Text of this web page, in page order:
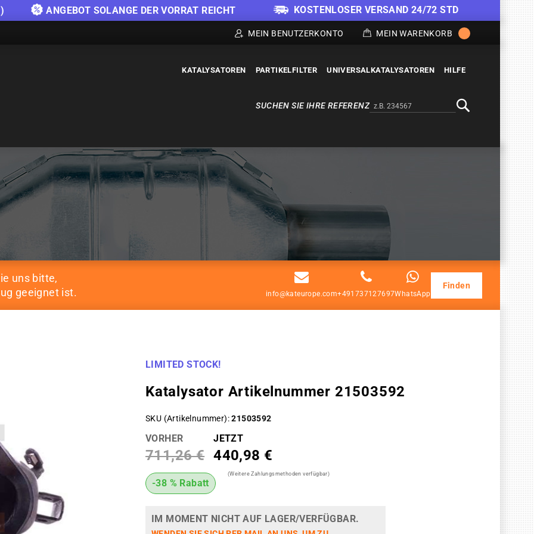
ANGEBOT SOLANGE DER VORRAT REICHT KOSTENLOSER VERSAND 24/72 STD
MEIN BENUTZERKONTO MEIN WARENKORB
KATALYSATOREN PARTIKELFILTER UNIVERSALKATALYSATOREN HILFE
Alternativa a Doofinder
SUCHEN SIE IHRE REFERENZ
uns bitte,
geeignet ist.
info@kateurope.com+491737127697WhatsApp
Finden
LIMITED STOCK!
Katalysator Artikelnummer 21503592
SKU (Artikelnummer) 21503592
VORHER
711,26 €
JETZT
440,98 €
-38 % Rabatt
(Weitere Zahlungsmethoden verfügbar)
IM MOMENT NICHT AUF LAGER/VERFÜGBAR.